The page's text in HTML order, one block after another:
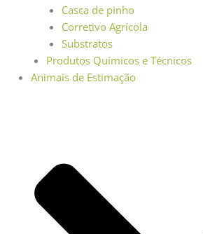
Casca de pinho
Corretivo Agrícola
Substratos
Produtos Químicos e Técnicos
Animais de Estimação